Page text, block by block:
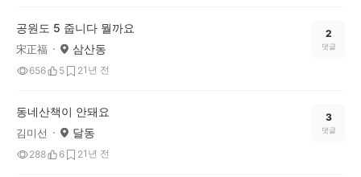
공원도 5 줍니다 뭘까요
宋正福 삼산동
656 5 21년 전
2
댓글
동네산책이 안돼요
김미선 달동
288 6 21년 전
3
댓글